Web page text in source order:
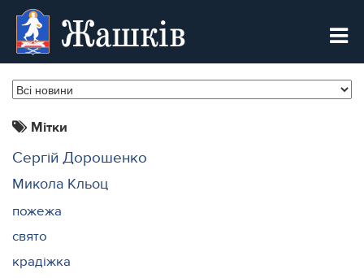
Жашків
Мітки
Сергій Дорошенко
Микола Кльоц
пожежа
свято
крадіжка